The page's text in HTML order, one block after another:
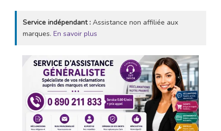
Service indépendant : Assistance non affiliée aux
marques. En savoir plus